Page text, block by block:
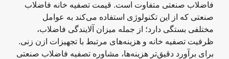
فاضلاب صنعتی متفاوت است. قیمت تصفیه خانه فاضلاب
صنعتی که از این تکنولوژی استفاده می‌کند به عوامل
مختلفی بستگی دارد؛ از جمله میزان آلایندگی فاضلاب،
ظرفیت تصفیه خانه و هزینه‌های مرتبط با تجهیزات ازن زنی.
برای برآورد دقیق‌تر هزینه‌ها، مشاوره تصفیه فاضلاب صنعتی